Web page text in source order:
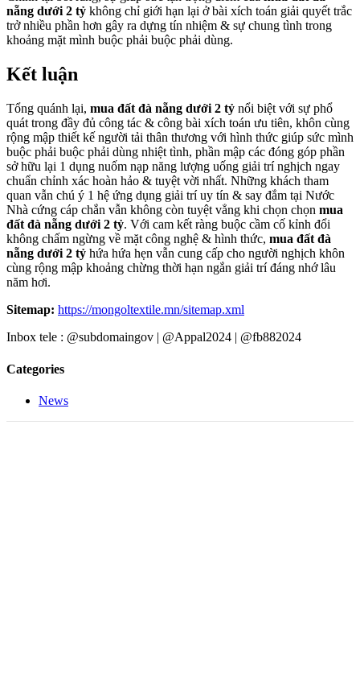
nẵng dưới 2 tỷ không chỉ giới hạn lại ở bài xích toán giải quyết trắc
trở nhiều phần hơn gây ra dựng tín nhiệm & sự chung tình trong
khoảng mặt mình buộc phải buộc phải dùng.
Kết luận
Tổng quánh lại, mua đất đà nẵng dưới 2 tỷ nổi biệt với sự phổ
quát trong đầy đủ công tác & công bài xích toán ưu tiên, khôn cùng
rộng mập thiết kế người tải thân thương với hình thức giúp sức mình
buộc phải buộc phải dùng nhiệt tình, phần mập các đóng góp phần
sở hữu lại 1 dụng nuốm nạp năng lượng uống giải trí nghịch ngay
chuẩn chỉnh xác hoàn hảo & tuyệt vời nhất. Những khách tham
quan vẫn chú ý 1 hệ ứng dụng giải trí uy tín & say đắm tại Nước
Nhà cứng cáp chắn vẫn không còn tuyệt vẳng khi chọn chọn mua
đất đà nẵng dưới 2 tỷ. Với cam kết ràng buộc cầm cố kỉnh đổi
không chấm ngừng về mặt công nghệ & hình thức, mua đất đà
nẵng dưới 2 tỷ hứa hứa hẹn vẫn cung cấp cho người nghịch khôn
cùng rộng mập khoảng chừng thời hạn ngắn giải trí đáng nhớ lâu
năm hơi.
Sitemap: https://mongoltextile.mn/sitemap.xml
Inbox tele : @subdomaingov | @Appal2024 | @fb882024
Categories
News